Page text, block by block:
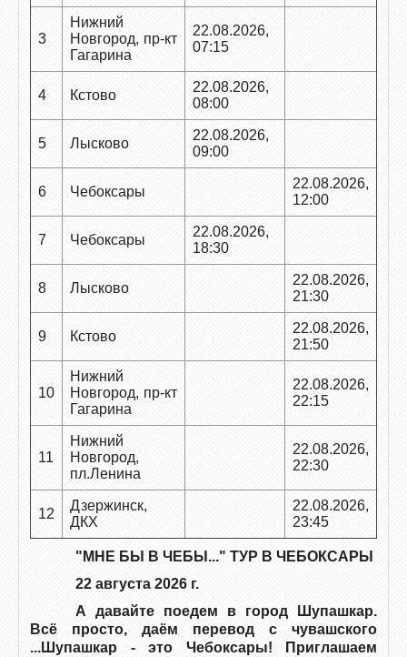
3
Нижний
Новгород, пр-кт
Гагарина
22.08.2026,
07:15
4 Кстово
22.08.2026,
08:00
5 Лысково
22.08.2026,
09:00
6 Чебоксары
22.08.2026,
12:00
7 Чебоксары
22.08.2026,
18:30
8 Лысково
22.08.2026,
21:30
9 Кстово
22.08.2026,
21:50
10
Нижний
Новгород, пр-кт
Гагарина
22.08.2026,
22:15
11
Нижний
Новгород,
пл.Ленина
22.08.2026,
22:30
12
Дзержинск,
ДКХ
22.08.2026,
23:45
"МНЕ БЫ В ЧЕБЫ..." ТУР В ЧЕБОКСАРЫ
22 августа 2026 г.
А давайте поедем в город Шупашкар.
Всё просто, даём перевод с чувашского
...Шупашкар - это Чебоксары! Приглашаем